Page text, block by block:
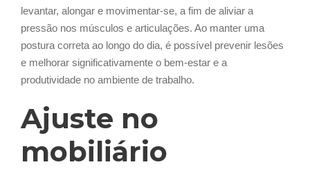
levantar, alongar e movimentar-se, a fim de aliviar a
pressão nos músculos e articulações. Ao manter uma
postura correta ao longo do dia, é possível prevenir lesões
e melhorar significativamente o bem-estar e a
produtividade no ambiente de trabalho.
Ajuste no
mobiliário